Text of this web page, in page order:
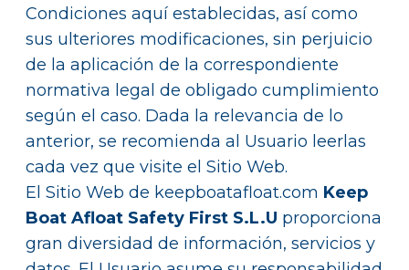
Condiciones aquí establecidas, así como
sus ulteriores modificaciones, sin perjuicio
de la aplicación de la correspondiente
normativa legal de obligado cumplimiento
según el caso. Dada la relevancia de lo
anterior, se recomienda al Usuario leerlas
cada vez que visite el Sitio Web.
El Sitio Web de keepboatafloat.com Keep
Boat Afloat Safety First S.L.U proporciona
gran diversidad de información, servicios y